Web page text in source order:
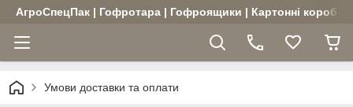
АгроСпецПак | Гофротара | Гофроящики | Картонні
Умови доставки та оплати